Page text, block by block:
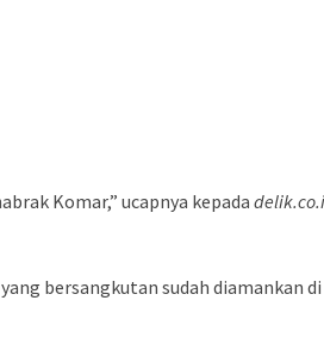
Komar,” ucapnya kepada
bersangkutan sudah diamankan